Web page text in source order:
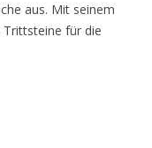
aus. Mit seinem
für die